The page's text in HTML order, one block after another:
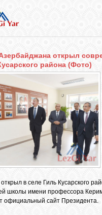
открыл
района (Фото)
в селе Гиль Кусарского
школы имени профессора
официальный сайт Президента.